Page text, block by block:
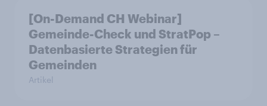
[On-Demand CH Webinar]
Gemeinde-Check und StratPop –
Datenbasierte Strategien für
Gemeinden
Artikel